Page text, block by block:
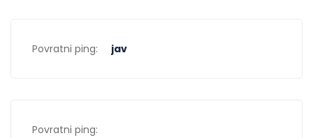
Povratni ping: jav
Povratni ping: